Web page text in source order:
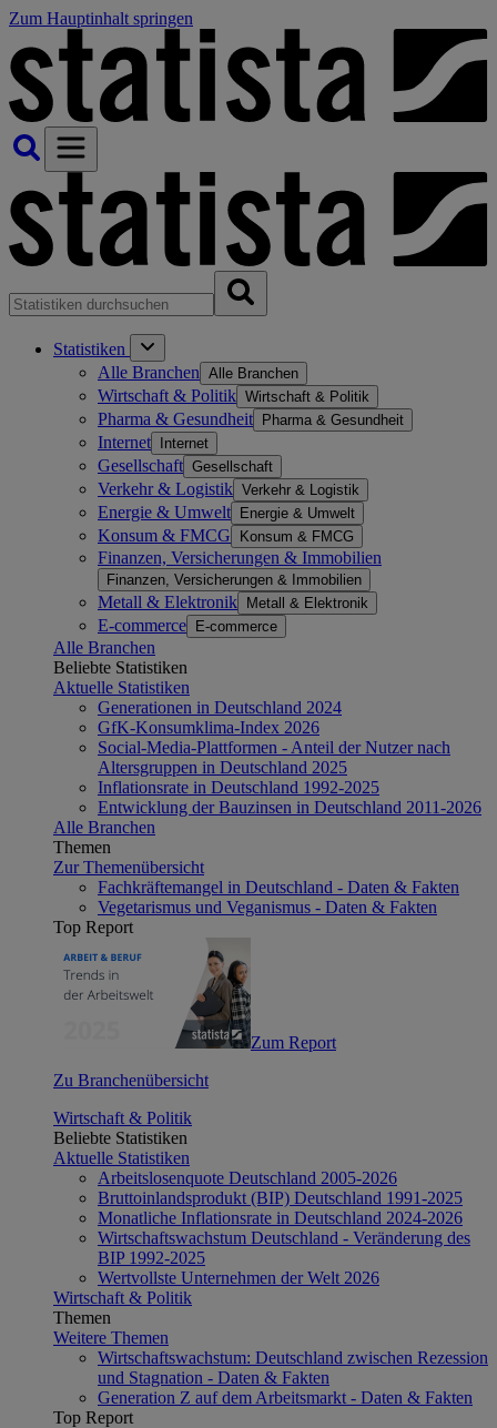
Zum Hauptinhalt springen
Statistiken
Alle Branchen Alle Branchen
Wirtschaft & Politik Wirtschaft & Politik
Pharma & Gesundheit Pharma & Gesundheit
Internet Internet
Gesellschaft Gesellschaft
Verkehr & Logistik Verkehr & Logistik
Energie & Umwelt Energie & Umwelt
Konsum & FMCG Konsum & FMCG
Finanzen, Versicherungen & Immobilien
Finanzen, Versicherungen & Immobilien
Metall & Elektronik Metall & Elektronik
E-commerce E-commerce
Alle Branchen
Beliebte Statistiken
Aktuelle Statistiken
Generationen in Deutschland 2024
GfK-Konsumklima-Index 2026
Social-Media-Plattformen - Anteil der Nutzer nach
Altersgruppen in Deutschland 2025
Inflationsrate in Deutschland 1992-2025
Entwicklung der Bauzinsen in Deutschland 2011-2026
Alle Branchen
Themen
Zur Themenübersicht
Fachkräftemangel in Deutschland - Daten & Fakten
Vegetarismus und Veganismus - Daten & Fakten
Top Report
Zum Report
Zu Branchenübersicht
Wirtschaft & Politik
Beliebte Statistiken
Aktuelle Statistiken
Arbeitslosenquote Deutschland 2005-2026
Bruttoinlandsprodukt (BIP) Deutschland 1991-2025
Monatliche Inflationsrate in Deutschland 2024-2026
Wirtschaftswachstum Deutschland - Veränderung des
BIP 1992-2025
Wertvollste Unternehmen der Welt 2026
Wirtschaft & Politik
Themen
Weitere Themen
Wirtschaftswachstum: Deutschland zwischen Rezession
und Stagnation - Daten & Fakten
Generation Z auf dem Arbeitsmarkt - Daten & Fakten
Top Report